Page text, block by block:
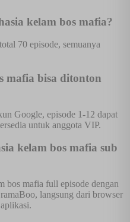
kelam bos mafia?
70 episode, semuanya
mafia bisa ditonton
Google, episode 1-12 dapat
untuk anggota VIP.
kelam bos mafia sub
bos mafia full episode dengan
langsung dari browser